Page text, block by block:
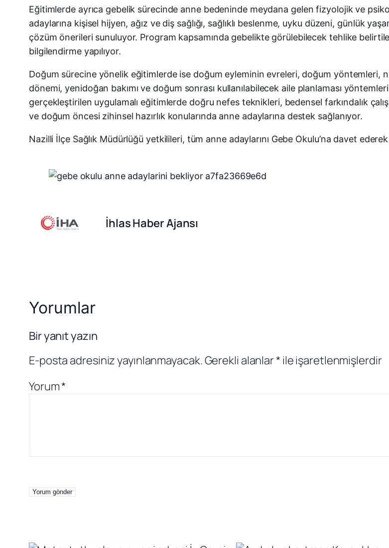
Eğitimlerde ayrıca gebelik sürecinde anne bedeninde meydana gelen fizyolojik ve
adaylarına kişisel hijyen, ağız ve diş sağlığı, sağlıklı beslenme, uyku düzeni, günlük
çözüm önerileri sunuluyor. Program kapsamında gebelikte görülebilecek tehlike
bilgilendirme yapılıyor.
Doğum sürecine yönelik eğitimlerde ise doğum eyleminin evreleri, doğum yöntemleri,
dönemi, yenidoğan bakımı ve doğum sonrası kullanılabilecek aile planlaması
gerçekleştirilen uygulamalı eğitimlerde doğru nefes teknikleri, bedensel farkındalık
ve doğum öncesi zihinsel hazırlık konularında anne adaylarına destek sağlanıyor.
Nazilli İlçe Sağlık Müdürlüğü yetkilileri, tüm anne adaylarını Gebe Okulu’na davet
İhlas Haber Ajansı
Yorumlar
Bir yanıt yazın
E-posta adresiniz yayınlanmayacak.Gerekli alanlar* ile işaretlenmişlerdir
Yorum*